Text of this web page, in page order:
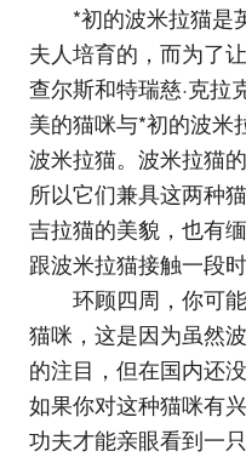
*初的波米拉猫是
夫人培育的，而为了
查尔斯和特瑞慈·克拉
美的猫咪与*初的波米
波米拉猫。波米拉猫
所以它们兼具这两种
吉拉猫的美貌，也有
跟波米拉猫接触一段
环顾四周，你可
猫咪，这是因为虽然
的注目，但在国内还
如果你对这种猫咪有
功夫才能亲眼看到一只